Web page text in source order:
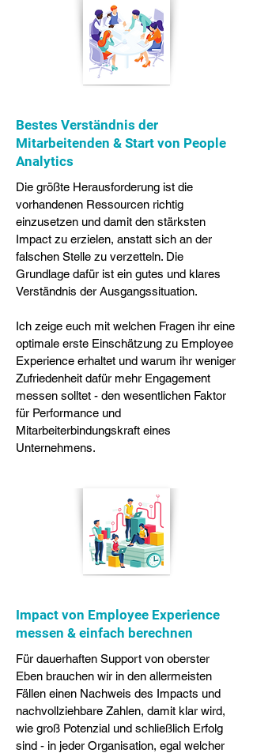
Bestes Verständnis der
Mitarbeitenden & Start von People
Analytics
Die größte Herausforderung ist die
vorhandenen Ressourcen richtig
einzusetzen und damit den stärksten
Impact zu erzielen, anstatt sich an der
falschen Stelle zu verzetteln. Die
Grundlage dafür ist ein gutes und klares
Verständnis der Ausgangssituation.
Ich zeige euch mit welchen Fragen ihr eine
optimale erste Einschätzung zu Employee
Experience erhaltet und warum ihr weniger
Zufriedenheit dafür mehr Engagement
messen solltet - den wesentlichen Faktor
für Performance und
Mitarbeiterbindungskraft eines
Unternehmens.
Impact von Employee Experience
messen & einfach berechnen
Für dauerhaften Support von oberster
Eben brauchen wir in den allermeisten
Fällen einen Nachweis des Impacts und
nachvollziehbare Zahlen, damit klar wird,
wie groß Potenzial und schließlich Erfolg
sind - in jeder Organisation, egal welcher